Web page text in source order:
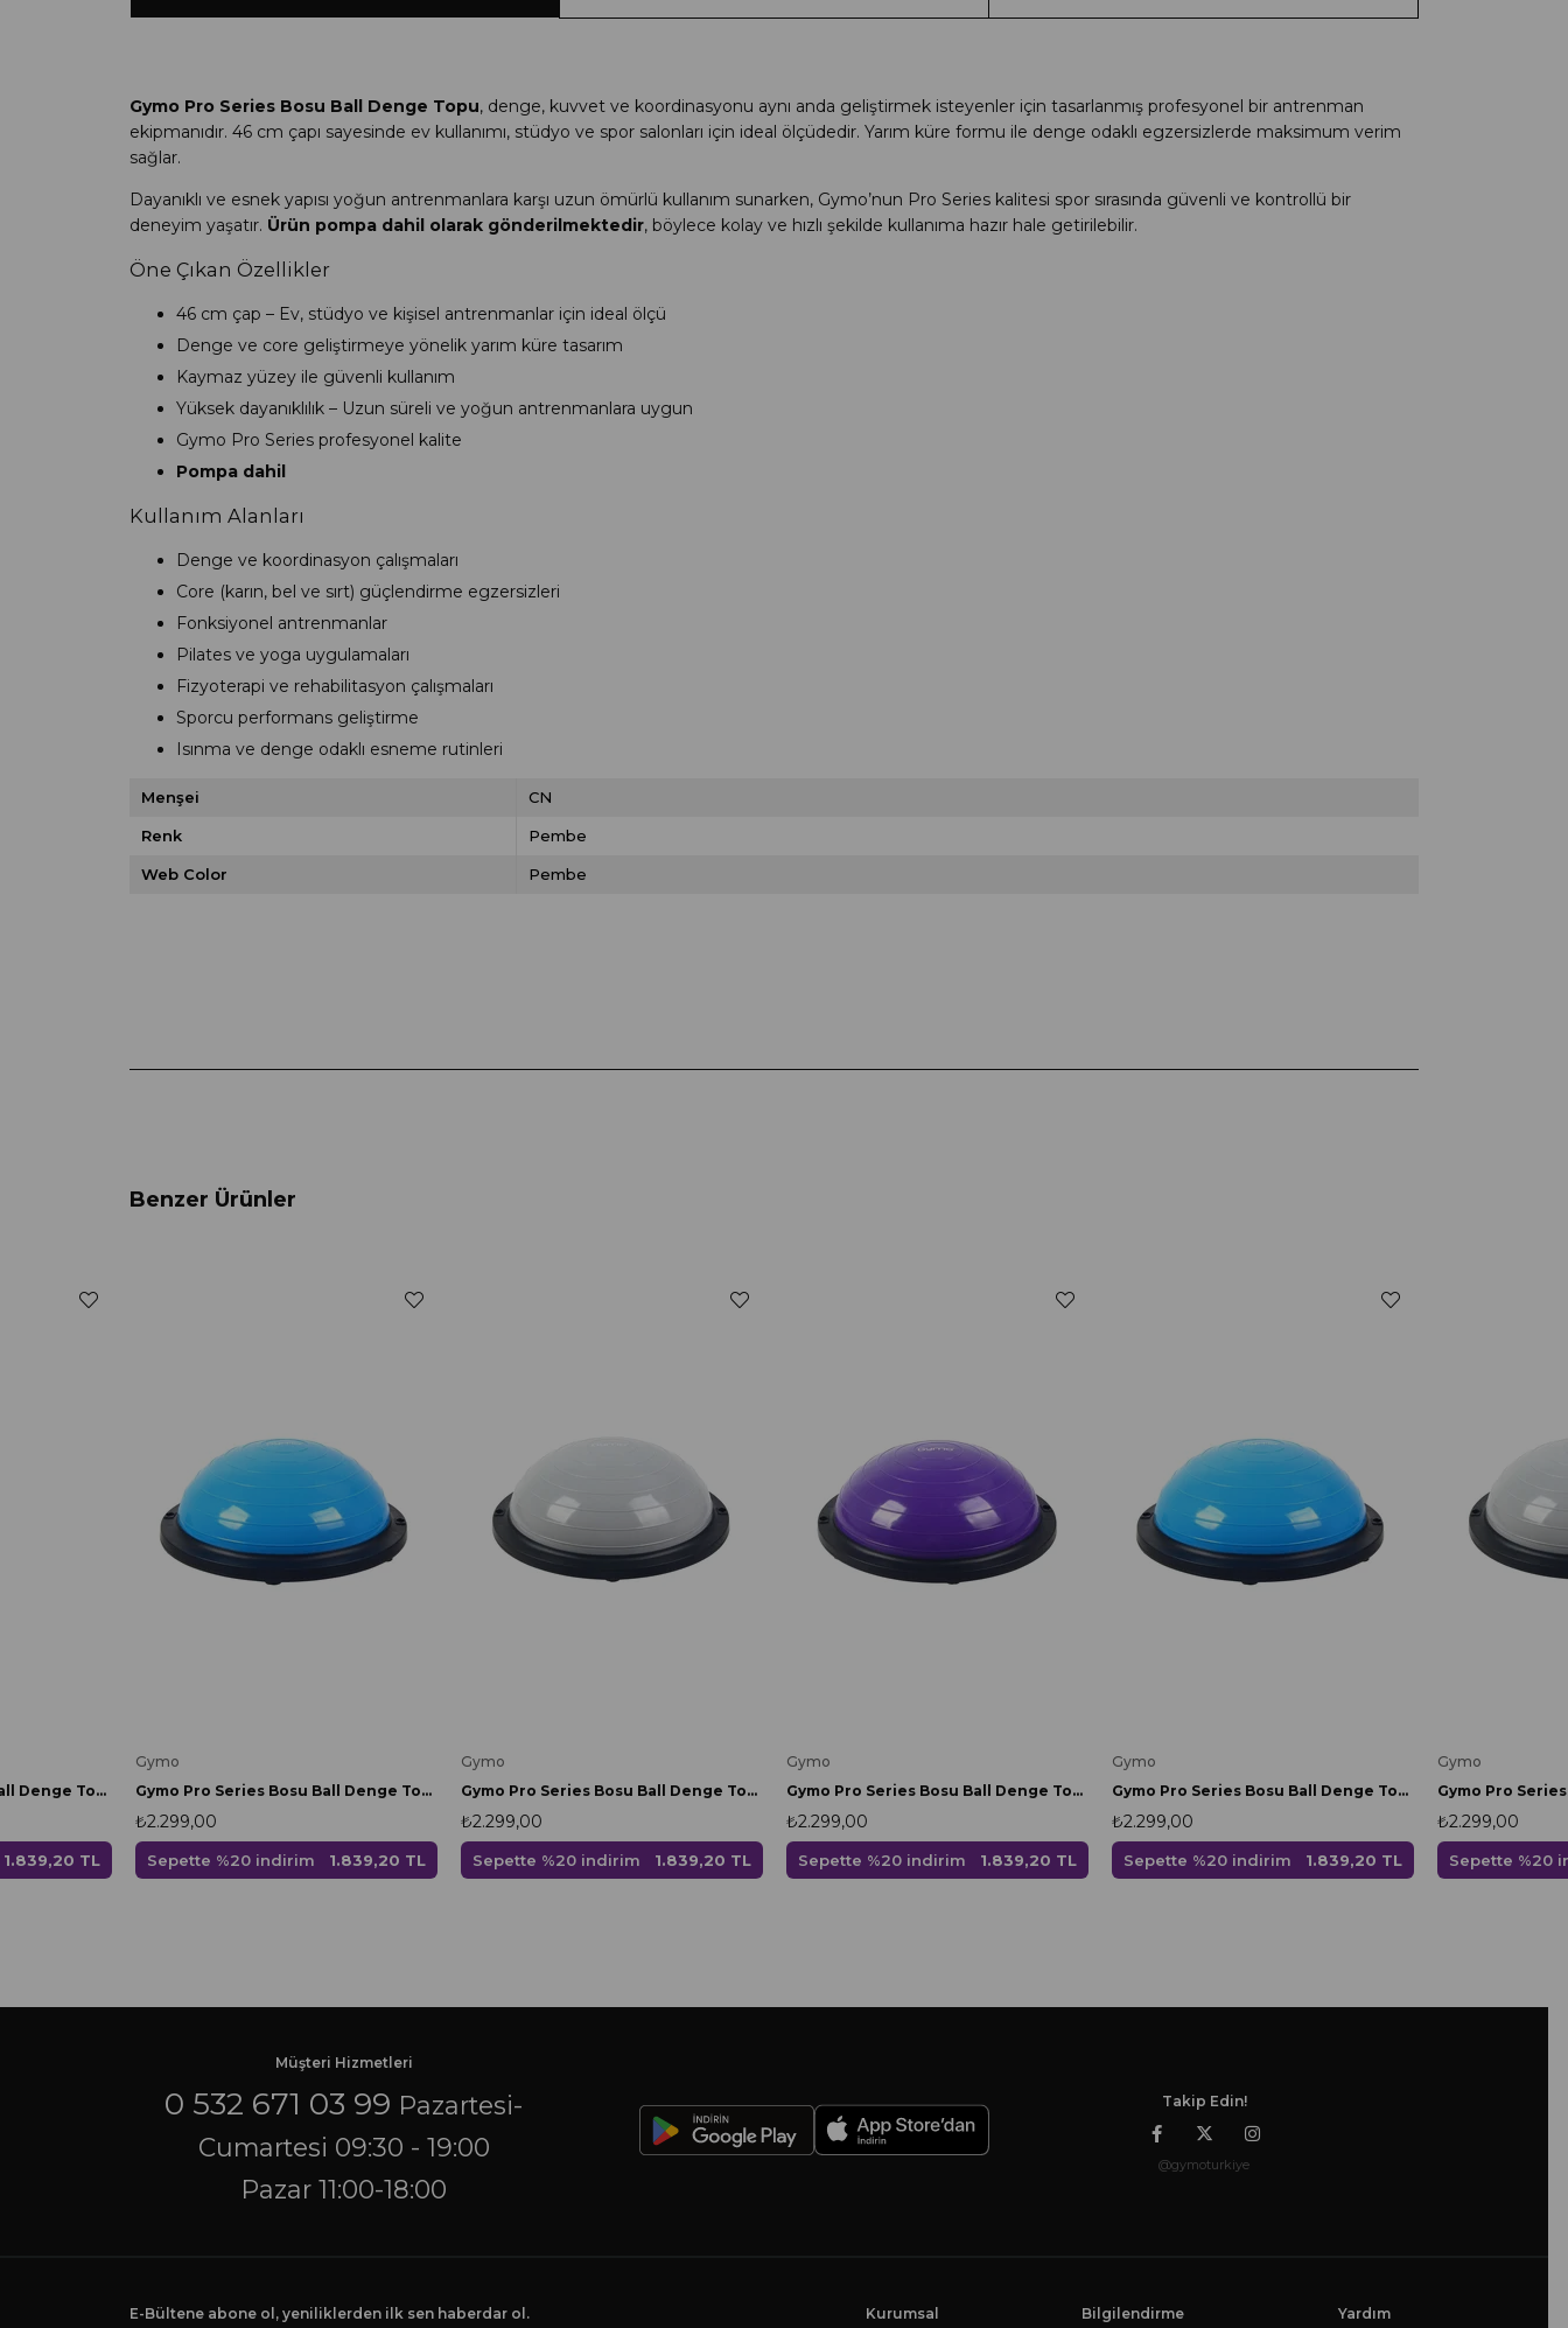
Gymo Pro Series Bosu Ball Denge Topu, denge, kuvvet ve koordinasyonu aynı anda geliştirmek isteyenler için tasarlanmış profesyonel bir antrenman
ekipmanıdır. 46 cm çapı sayesinde ev kullanımı, stüdyo ve spor salonları için ideal ölçüdedir. Yarım küre formu ile denge odaklı egzersizlerde maksimum verim
sağlar.
Dayanıklı ve esnek yapısı yoğun antrenmanlara karşı uzun ömürlü kullanım sunarken, Gymo’nun Pro Series kalitesi spor sırasında güvenli ve kontrollü bir
deneyim yaşatır. Ürün pompa dahil olarak gönderilmektedir, böylece kolay ve hızlı şekilde kullanıma hazır hale getirilebilir.
Öne Çıkan Özellikler
46 cm çap – Ev, stüdyo ve kişisel antrenmanlar için ideal ölçü
Denge ve core geliştirmeye yönelik yarım küre tasarım
Kaymaz yüzey ile güvenli kullanım
Yüksek dayanıklılık – Uzun süreli ve yoğun antrenmanlara uygun
Gymo Pro Series profesyonel kalite
Pompa dahil
Kullanım Alanları
Denge ve koordinasyon çalışmaları
Core (karın, bel ve sırt) güçlendirme egzersizleri
Fonksiyonel antrenmanlar
Pilates ve yoga uygulamaları
Fizyoterapi ve rehabilitasyon çalışmaları
Sporcu performans geliştirme
Isınma ve denge odaklı esneme rutinleri
Menşei CN
Renk Pembe
Web Color Pembe
Benzer Ürünler
Gymo Pro Series Bosu Ball Denge Topu 46cm Mor
1.839,20 TL
Gymo
Gymo Pro Series Bosu Ball Denge Topu 46cm Mavi
₺2.299,00
Sepette %20 indirim 1.839,20 TL
Gymo
Gymo Pro Series Bosu Ball Denge Topu 46cm Gümüş
₺2.299,00
Sepette %20 indirim 1.839,20 TL
Gymo
Gymo Pro Series Bosu Ball Denge Topu 46cm Mor
₺2.299,00
Sepette %20 indirim 1.839,20 TL
Gymo
Gymo Pro Series Bosu Ball Denge Topu 46cm Mavi
₺2.299,00
Sepette %20 indirim 1.839,20 TL
Gymo
₺2.299,00
Sepette %20
Müşteri Hizmetleri
0 532 671 03 99 Pazartesi-
Cumartesi 09:30 - 19:00
Pazar 11:00-18:00
Takip Edin!
@gymoturkiye
E-Bültene abone ol, yeniliklerden ilk sen haberdar ol. Kurumsal Bilgilendirme Yardım